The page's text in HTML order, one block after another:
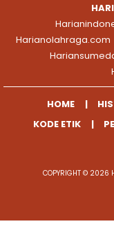
Harianolahraga.com
HOME
KODE ETIK
COPYRIGHT © 2026